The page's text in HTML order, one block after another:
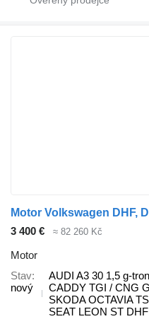
3 400 € ≈ 82 260 Kč
Motor
Stav
nový
AUDI A3 30 1,5 g-
CADDY TGI / CNG
SKODA OCTAVIA
SEAT LEON ST